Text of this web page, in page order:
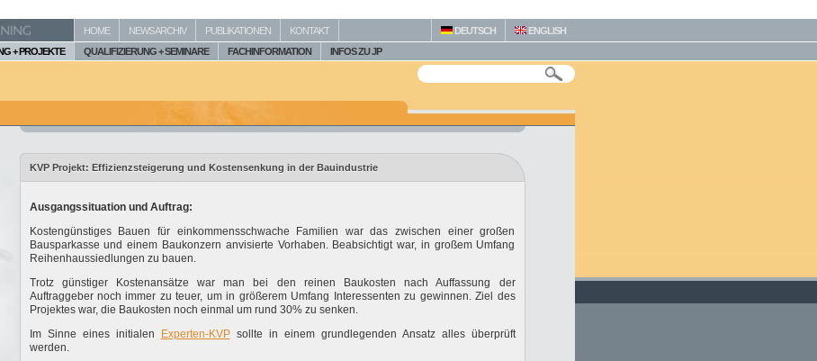
HOME NEWS ARCHIV PUBLIKATIONEN KONTAKT ENGLISH
DEUTSCH
+ PROJEKTE QUALIFIZIERUNG + SEMINARE FACHINFORMATION INFOS ZU JP
KVP Projekt: Effizienzsteigerung und Kostensenkung in der Bauindustrie
Ausgangssituation und Auftrag:
Kostengünstiges Bauen für einkommensschwache Familien war das zwischen einer großen
Bausparkasse und einem Baukonzern anvisierte Vorhaben. Beabsichtigt war, in großem Umfang
Reihenhaussiedlungen zu bauen.
Trotz günstiger Kostenansätze war man bei den reinen Baukosten nach Auffassung der
Auftraggeber noch immer zu teuer, um in größerem Umfang Interessenten zu gewinnen. Ziel des
Projektes war, die Baukosten noch einmal um rund 30% zu senken.
Im Sinne eines initialen
Experten-KVPsollte in einem grundlegenden Ansatz alles überprüft
werden.